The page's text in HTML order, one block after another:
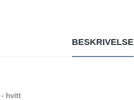
BESKRIVELSE
- hvitt